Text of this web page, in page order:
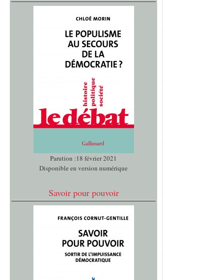
Parution :18 février 2021
Disponible en version numérique
Savoir pour pouvoir